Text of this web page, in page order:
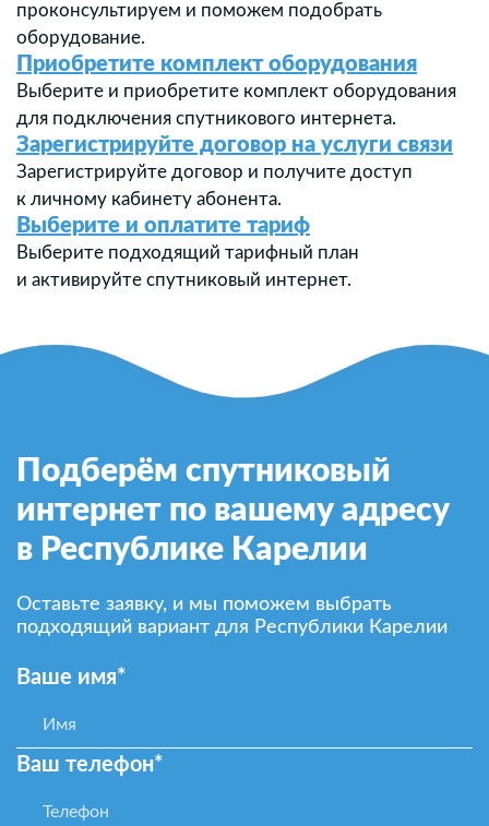
проконсультируем и поможем подобрать
оборудование.
Приобретите комплект оборудования
Выберите и приобретите комплект оборудования
для подключения спутникового интернета.
Зарегистрируйте договор на услуги связи
Зарегистрируйте договор и получите доступ
к личному кабинету абонента.
Выберите и оплатите тариф
Выберите подходящий тарифный план
и активируйте спутниковый интернет.
Подберём спутниковый
интернет по вашему адресу
в Республике Карелии
Оставьте заявку, и мы поможем выбрать
подходящий вариант для Республики Карелии
Ваше имя*
Ваш телефон*